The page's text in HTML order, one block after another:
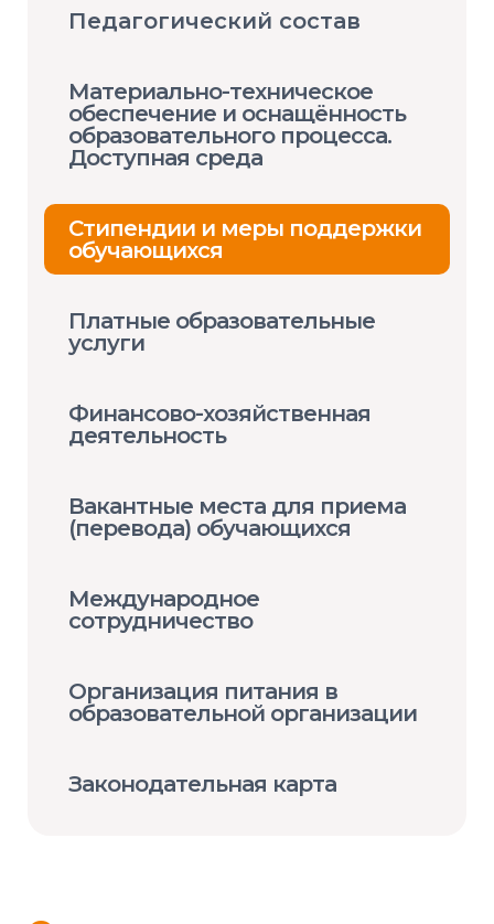
Педагогический состав
Материально-техническое
обеспечение и оснащённость
образовательного процесса.
Доступная среда
Стипендии и меры поддержки
обучающихся
Платные образовательные
услуги
Финансово-хозяйственная
деятельность
Вакантные места для приема
(перевода) обучающихся
Международное
сотрудничество
Организация питания в
образовательной организации
Законодательная карта